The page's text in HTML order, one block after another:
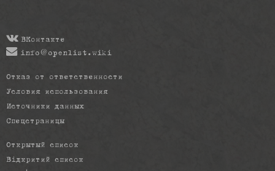
ВКонтакте
info@openlist.wiki
Отказ от ответственности
Условия использования
Источники данных
Спецстраницы
Открытый список
Відкритий список